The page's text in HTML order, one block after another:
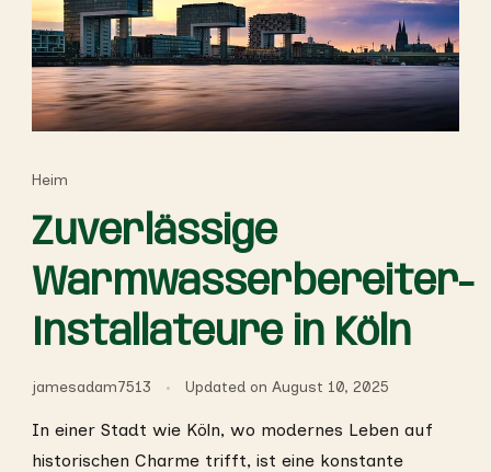
Heim
Zuverlässige
Warmwasserbereiter-
Installateure in Köln
jamesadam7513 Updated on August 10, 2025
In einer Stadt wie Köln, wo modernes Leben auf
historischen Charme trifft, ist eine konstante